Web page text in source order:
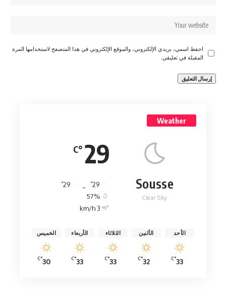
احفظ اسمي، بريدي الإلكتروني، والموقع الإلكتروني في هذا المتصفح لاستخدامها المرة
المقبلة في تعليقي.
Weather
29
°C
Sousse
Clear Sky
29
°
29
°
57%
3 km/h
الأحد
33
°C
الأثنين
32
°C
الثلاثاء
33
°C
الأربعاء
33
°C
الخميس
30
°C